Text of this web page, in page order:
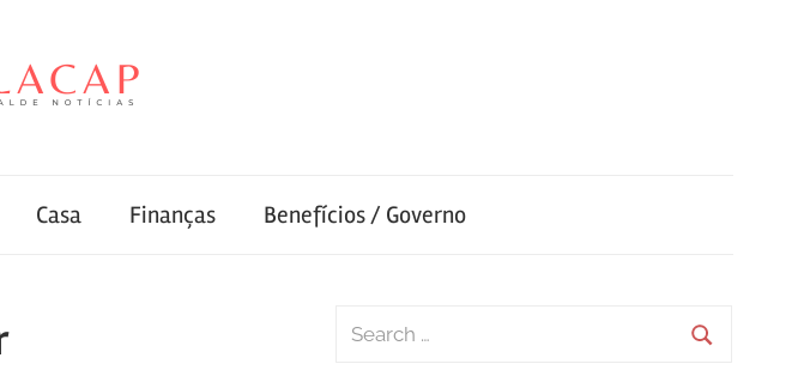
Casa Finanças Benefícios / Governo
Search